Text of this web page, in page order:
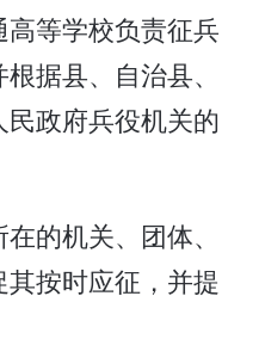
等学校负责征兵
据县、自治县、
政府兵役机关的
的机关、团体、
按时应征，并提